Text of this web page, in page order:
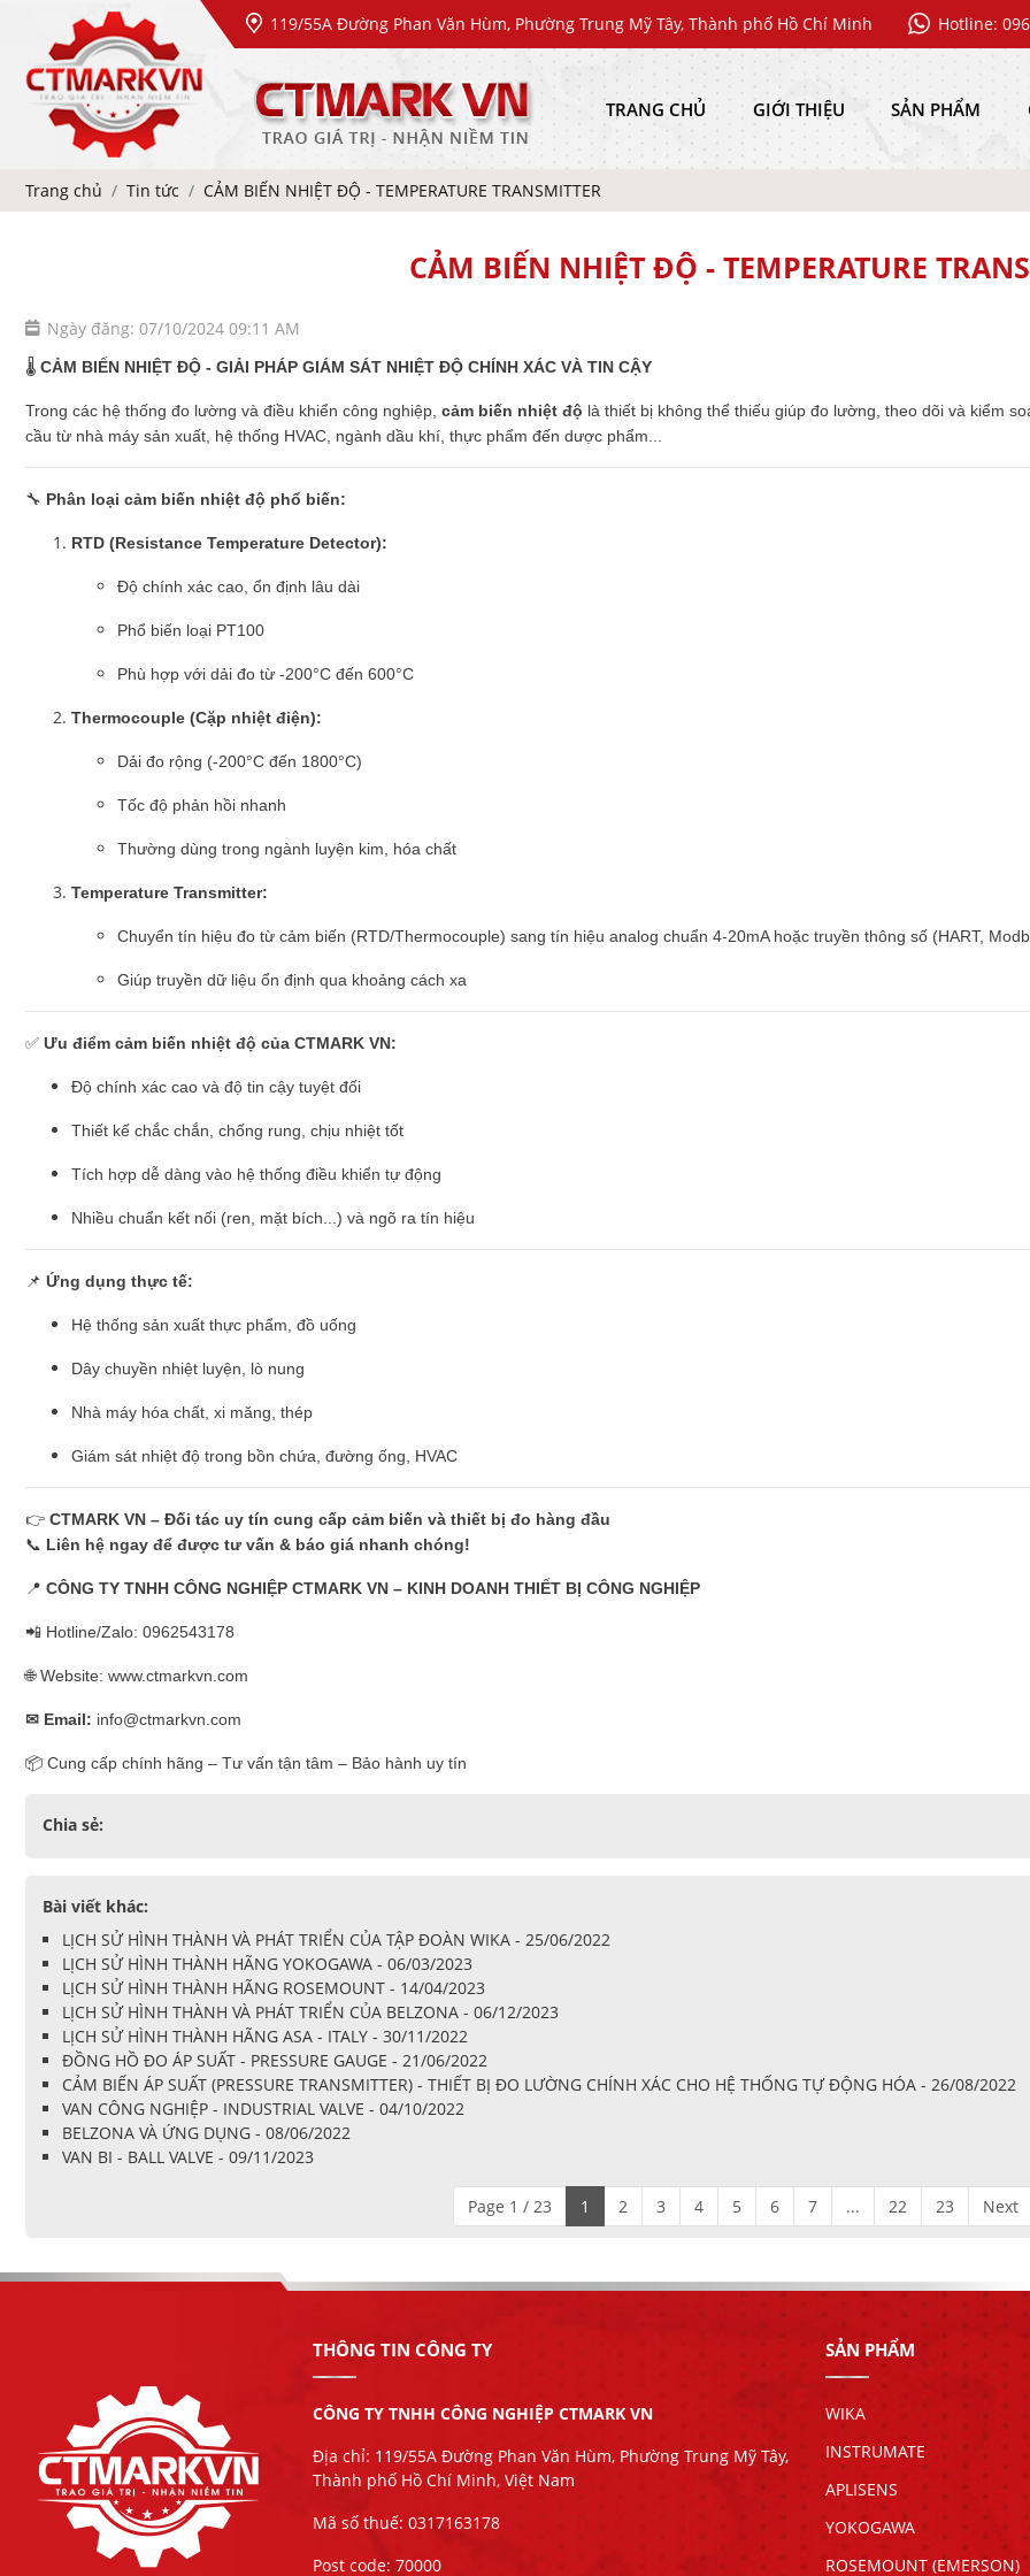
119/55A Đường Phan Văn Hùm, Phường Trung Mỹ Tây, Thành phố Hồ Chí Minh Hotline:
TRANG CHỦ GIỚI THIỆU SẢN PHẨM
Trang chủ Tin tức CẢM BIẾN NHIỆT ĐỘ - TEMPERATURE TRANSMITTER
CẢM BIẾN NHIỆT ĐỘ - TEMPERATURE
Ngày đăng: 07/10/2024 09:11 AM
🌡️ CẢM BIẾN NHIỆT ĐỘ - GIẢI PHÁP GIÁM SÁT NHIỆT ĐỘ CHÍNH XÁC VÀ TIN CẬY
Trong các hệ thống đo lường và điều khiển công nghiệp, cảm biến nhiệt độ là thiết bị không thể thiếu giúp đo lường, theo dõi và kiểm
cầu từ nhà máy sản xuất, hệ thống HVAC, ngành dầu khí, thực phẩm đến dược phẩm...
🔧 Phân loại cảm biến nhiệt độ phổ biến:
RTD (Resistance Temperature Detector):
Độ chính xác cao, ổn định lâu dài
Phổ biến loại PT100
Phù hợp với dải đo từ -200°C đến 600°C
Thermocouple (Cặp nhiệt điện):
Dải đo rộng (-200°C đến 1800°C)
Tốc độ phản hồi nhanh
Thường dùng trong ngành luyện kim, hóa chất
Temperature Transmitter:
Chuyển tín hiệu đo từ cảm biến (RTD/Thermocouple) sang tín hiệu analog chuẩn 4-20mA hoặc truyền thông số (HART,
Giúp truyền dữ liệu ổn định qua khoảng cách xa
✅ Ưu điểm cảm biến nhiệt độ của CTMARK VN:
Độ chính xác cao và độ tin cậy tuyệt đối
Thiết kế chắc chắn, chống rung, chịu nhiệt tốt
Tích hợp dễ dàng vào hệ thống điều khiển tự động
Nhiều chuẩn kết nối (ren, mặt bích...) và ngõ ra tín hiệu
📌 Ứng dụng thực tế:
Hệ thống sản xuất thực phẩm, đồ uống
Dây chuyền nhiệt luyện, lò nung
Nhà máy hóa chất, xi măng, thép
Giám sát nhiệt độ trong bồn chứa, đường ống, HVAC
👉 CTMARK VN – Đối tác uy tín cung cấp cảm biến và thiết bị đo hàng đầu
📞 Liên hệ ngay để được tư vấn & báo giá nhanh chóng!
📍 CÔNG TY TNHH CÔNG NGHIỆP CTMARK VN – KINH DOANH THIẾT BỊ CÔNG NGHIỆP
📲 Hotline/Zalo: 0962543178
🌐 Website: www.ctmarkvn.com
✉ Email: info@ctmarkvn.com
📦 Cung cấp chính hãng – Tư vấn tận tâm – Bảo hành uy tín
Chia sẻ:
Bài viết khác:
LỊCH SỬ HÌNH THÀNH VÀ PHÁT TRIỂN CỦA TẬP ĐOÀN WIKA - 25/06/2022
LỊCH SỬ HÌNH THÀNH HÃNG YOKOGAWA - 06/03/2023
LỊCH SỬ HÌNH THÀNH HÃNG ROSEMOUNT - 14/04/2023
LỊCH SỬ HÌNH THÀNH VÀ PHÁT TRIỂN CỦA BELZONA - 06/12/2023
LỊCH SỬ HÌNH THÀNH HÃNG ASA - ITALY - 30/11/2022
ĐỒNG HỒ ĐO ÁP SUẤT - PRESSURE GAUGE - 21/06/2022
CẢM BIẾN ÁP SUẤT (PRESSURE TRANSMITTER) - THIẾT BỊ ĐO LƯỜNG CHÍNH XÁC CHO HỆ THỐNG TỰ ĐỘNG HÓA - 26/08/2022
VAN CÔNG NGHIỆP - INDUSTRIAL VALVE - 04/10/2022
BELZONA VÀ ỨNG DỤNG - 08/06/2022
VAN BI - BALL VALVE - 09/11/2023
Page 1 / 23 1 2 3 4 5 6 7 ... 22 23 Next
THÔNG TIN CÔNG TY
CÔNG TY TNHH CÔNG NGHIỆP CTMARK VN
Địa chỉ: 119/55A Đường Phan Văn Hùm, Phường Trung Mỹ Tây,
Thành phố Hồ Chí Minh, Việt Nam
Mã số thuế: 0317163178
Post code: 70000
SẢN PHẨM
WIKA
INSTRUMATE
APLISENS
YOKOGAWA
ROSEMOUNT (EMERSON)